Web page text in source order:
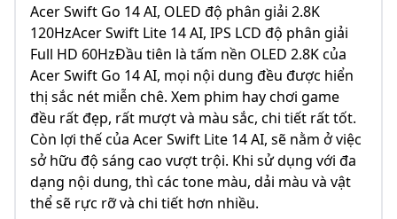
Acer Swift Go 14 AI, OLED độ phân giải 2.8K
120HzAcer Swift Lite 14 AI, IPS LCD độ phân giải
Full HD 60HzĐầu tiên là tấm nền OLED 2.8K của
Acer Swift Go 14 AI, mọi nội dung đều được hiển
thị sắc nét miễn chê. Xem phim hay chơi game
đều rất đẹp, rất mượt và màu sắc, chi tiết rất tốt.
Còn lợi thế của Acer Swift Lite 14 AI, sẽ nằm ở việc
sở hữu độ sáng cao vượt trội. Khi sử dụng với đa
dạng nội dung, thì các tone màu, dải màu và vật
thể sẽ rực rỡ và chi tiết hơn nhiều.